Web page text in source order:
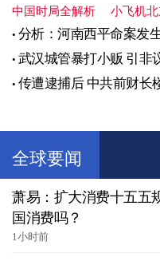
中国时局全解析 小飞机
分析：河南西平命案发
武汉城管暴打小贩 引非
传遭逮捕后 中共前财长
全球要闻
萧易：扩大消费十五五
国消费吗？
1小时前